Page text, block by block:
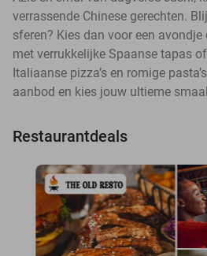
verrassende Chinese gerechten.
sferen? Kies dan voor een
met verrukkelijke Spaanse tapas
Italiaanse pizza’s en romige
aanbod en kies jouw ultieme
Restaurantdeals